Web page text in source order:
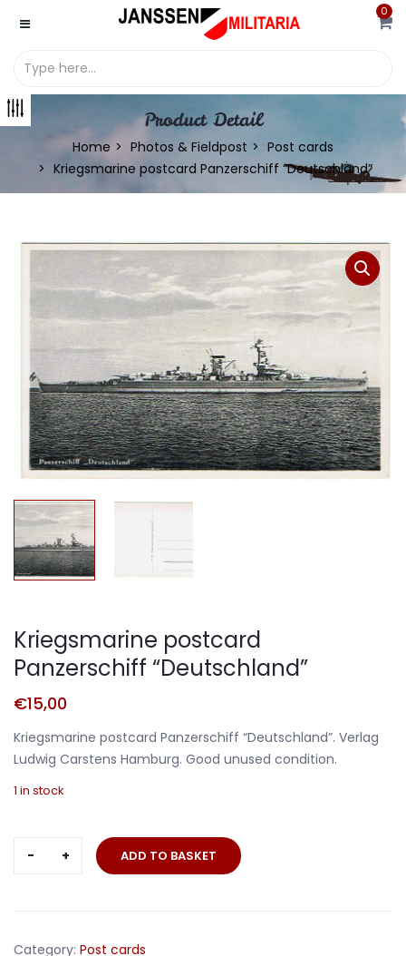
0
Product Detail
Home Photos & Fieldpost
Post cards
Kriegsmarine postcard Panzerschiff “Deutschland”
Kriegsmarine postcard
Panzerschiff “Deutschland”
€15,00
Kriegsmarine postcard Panzerschiff “Deutschland”. Verlag
Ludwig Carstens Hamburg. Good unused condition.
1 in stock
Kriegsmarine
postcard
ADD TO BASKET
Category: Post cards